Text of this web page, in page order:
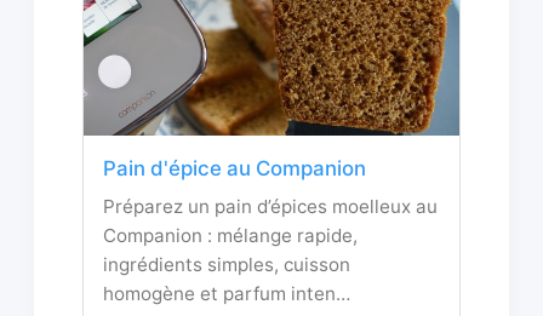
Pain d'épice au Companion
Préparez un pain d’épices moelleux au
Companion : mélange rapide,
ingrédients simples, cuisson
homogène et parfum inten…